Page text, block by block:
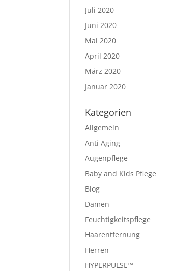
Juli 2020
Juni 2020
Mai 2020
April 2020
März 2020
Januar 2020
Kategorien
Allgemein
Anti Aging
Augenpflege
Baby and Kids Pflege
Blog
Damen
Feuchtigkeitspflege
Haarentfernung
Herren
HYPERPULSE™